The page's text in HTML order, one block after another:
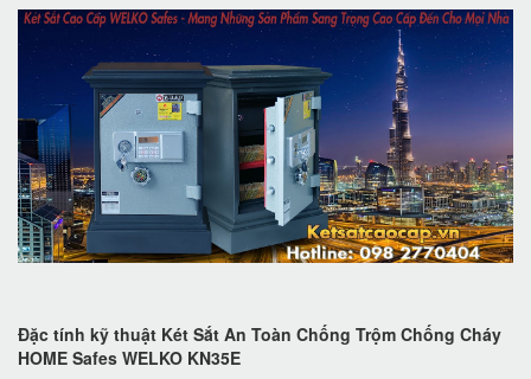
Đặc tính kỹ thuật Két Sắt An Toàn Chống Trộm Chống Cháy
HOME Safes WELKO KN35E